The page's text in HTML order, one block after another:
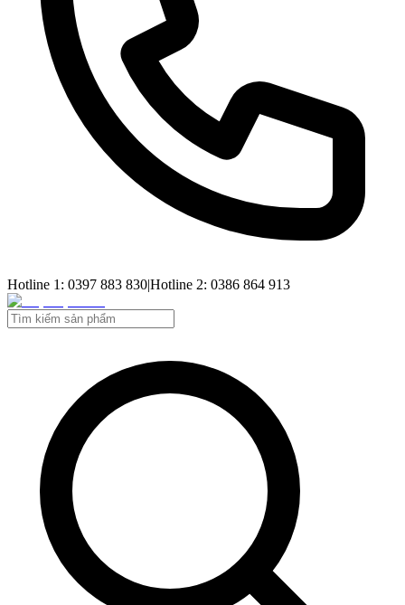
Hotline 1: 0397 883 830|Hotline 2: 0386 864 913